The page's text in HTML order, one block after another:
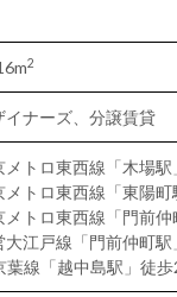
2
イナーズ、分譲賃貸
メトロ東西線「木場駅
メトロ東西線「東陽
メトロ東西線「門前
大江戸線「門前仲町駅
葉線「越中島駅」徒